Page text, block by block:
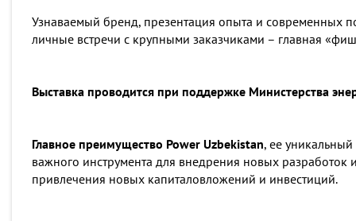
Узнаваемый бренд, презентация опыта и современных
личные встречи с крупными заказчиками – главная
Выставка проводится при поддержке Министерства
Главное преимущество Power Uzbekistan, ее уникальный
важного инструмента для внедрения новых
привлечения новых капиталовложений и инвестиций.